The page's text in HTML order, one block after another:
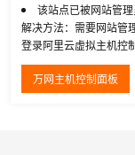
该站点已被网站管
解决方法：需要网站管
登录阿里云虚拟主机控
万网主机控制面板